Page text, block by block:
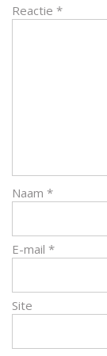
Reactie *
Naam *
E-mail *
Site